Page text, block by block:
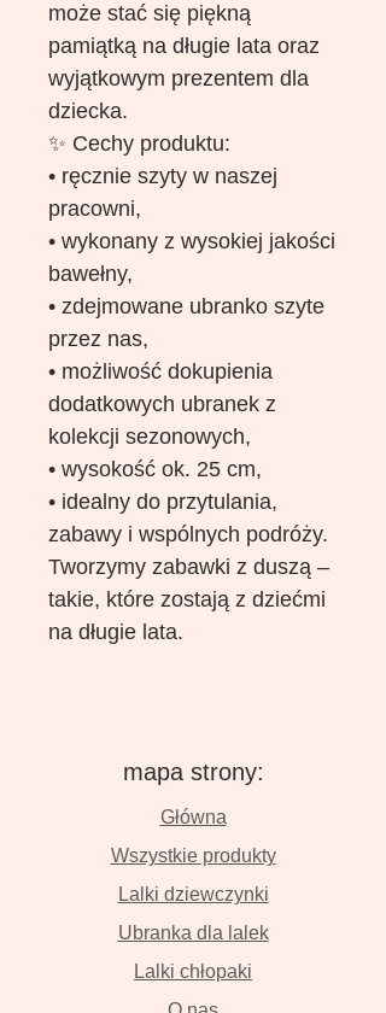
może stać się piękną
pamiątką na długie lata oraz
wyjątkowym prezentem dla
dziecka.
✨ Cechy produktu:
• ręcznie szyty w naszej
pracowni,
• wykonany z wysokiej jakości
bawełny,
• zdejmowane ubranko szyte
przez nas,
• możliwość dokupienia
dodatkowych ubranek z
kolekcji sezonowych,
• wysokość ok. 25 cm,
• idealny do przytulania,
zabawy i wspólnych podróży.
Tworzymy zabawki z duszą –
takie, które zostają z dziećmi
na długie lata.
mapa strony:
Główna
Wszystkie produkty
Lalki dziewczynki
Ubranka dla lalek
Lalki chłopaki